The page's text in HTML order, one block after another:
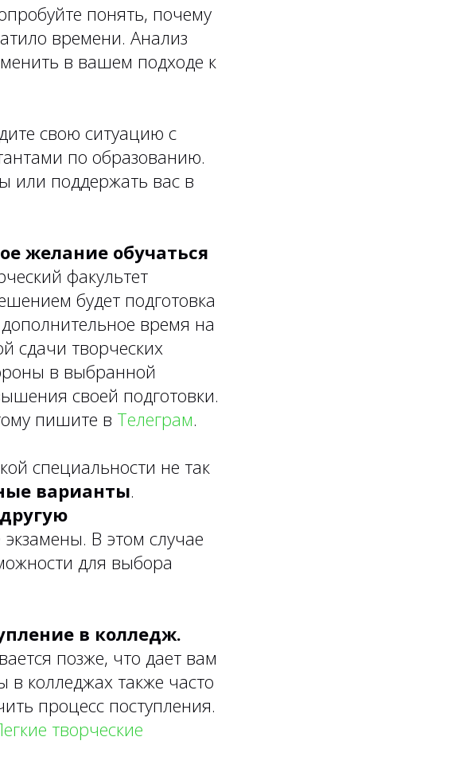
понять, почему
времени. Анализ
в вашем подходе к
свою ситуацию с
по образованию.
или поддержать вас в
желание обучаться
факультет
будет подготовка
время на
сдачи творческих
в выбранной
своей подготовки.
пишите в Телеграм.
специальности не так
варианты.
В этом случае
для выбора
в колледж.
позже, что дает вам
в колледжах также часто
процесс поступления.
творческие